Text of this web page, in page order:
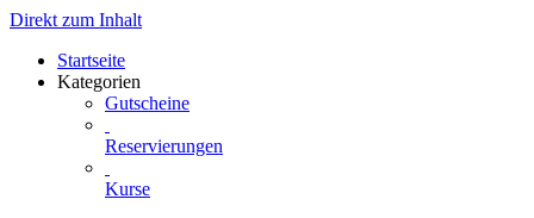
Direkt zum Inhalt
Startseite
Kategorien
Gutscheine
Reservierungen
Kurse